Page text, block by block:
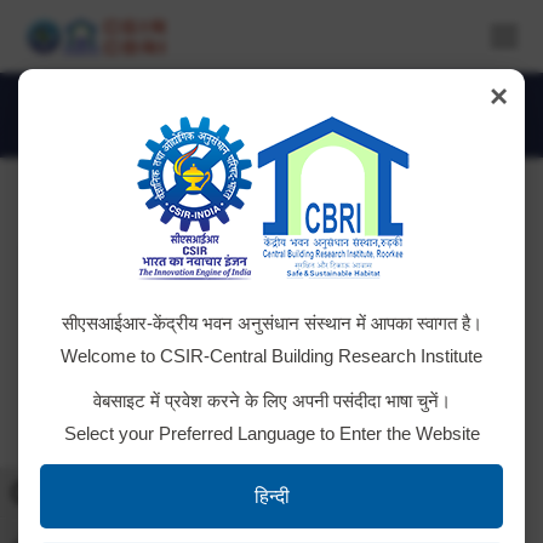
IMG_4354
You are here:
×
सीएसआईआर-केंद्रीय भवन अनुसंधान संस्थान में आपका स्वागत है।
Welcome to CSIR-Central Building Research Institute
वेबसाइट में प्रवेश करने के लिए अपनी पसंदीदा भाषा चुनें।
Select your Preferred Language to Enter the Website
हिन्दी